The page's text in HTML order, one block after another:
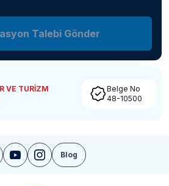
Talebi Gönder
VE TURİZM
Belge No
48-10500
Blog